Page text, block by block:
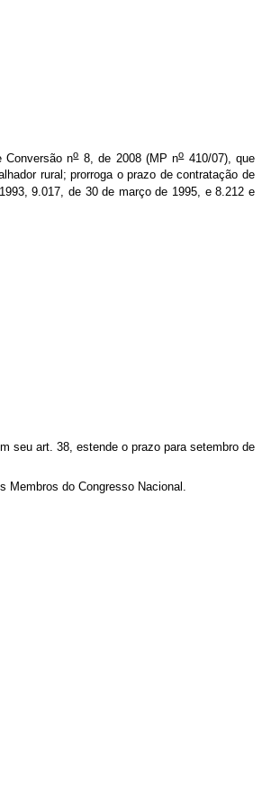
Conversão no8, de 2008 (MP no410/07), que
rural; prorroga o prazo de contratação de
9.017, de 30 de março de 1995, e 8.212 e
seu art. 38, estende o prazo para setembro de
do Congresso Nacional.